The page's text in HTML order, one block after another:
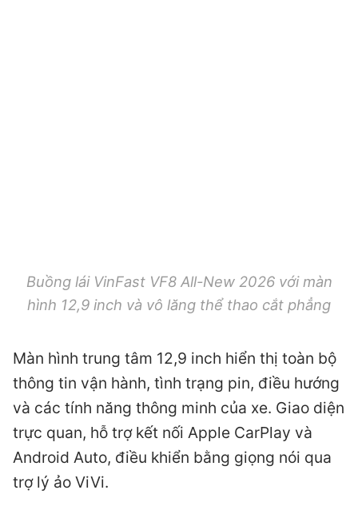
Buồng lái VinFast VF8 All-New 2026 với màn
hình 12,9 inch và vô lăng thể thao cắt phẳng
Màn hình trung tâm 12,9 inch hiển thị toàn bộ
thông tin vận hành, tình trạng pin, điều hướng
và các tính năng thông minh của xe. Giao diện
trực quan, hỗ trợ kết nối Apple CarPlay và
Android Auto, điều khiển bằng giọng nói qua
trợ lý ảo ViVi.